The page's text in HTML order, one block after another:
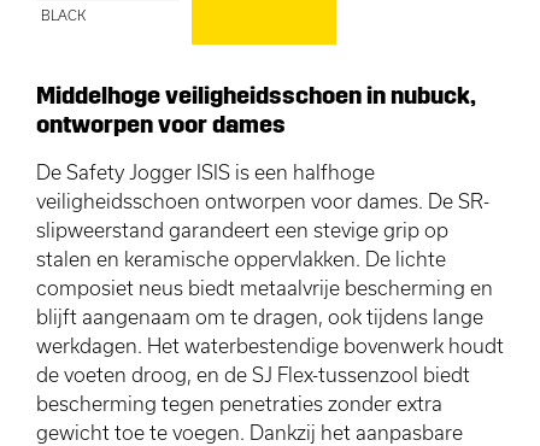
BLACK
Middelhoge veiligheidsschoen in nubuck,
ontworpen voor dames
De Safety Jogger ISIS is een halfhoge
veiligheidsschoen ontworpen voor dames. De SR-
slipweerstand garandeert een stevige grip op
stalen en keramische oppervlakken. De lichte
composiet neus biedt metaalvrije bescherming en
blijft aangenaam om te dragen, ook tijdens lange
werkdagen. Het waterbestendige bovenwerk houdt
de voeten droog, en de SJ Flex-tussenzool biedt
bescherming tegen penetraties zonder extra
gewicht toe te voegen. Dankzij het aanpasbare